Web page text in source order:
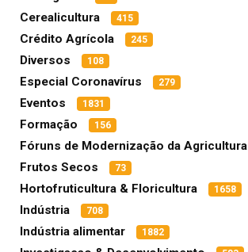
Cerealicultura 415
Crédito Agrícola 245
Diversos 108
Especial Coronavírus 279
Eventos 1831
Formação 156
Fóruns de Modernização da Agricultura
Frutos Secos 73
Hortofruticultura & Floricultura 1658
Indústria 708
Indústria alimentar 1882